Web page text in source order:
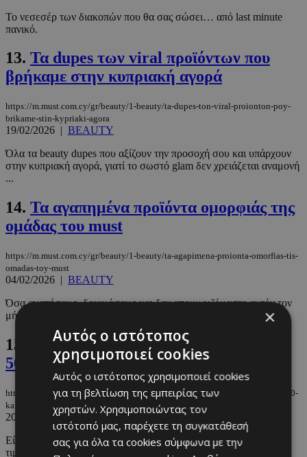
Το νεσεσέρ των διακοπών που θα σας σώσει… από last minute
πανικό.
13. Τα dupes των viral προϊόντων που
βρήκαμε στην κυπριακή αγορά
https://m.must.com.cy/gr/beauty/1-beauty/ta-dupes-ton-viral-proionton-poy-
brikame-stin-kypriaki-agora
19/02/2026 | BEAUTY
Όλα τα beauty dupes που αξίζουν την προσοχή σου και υπάρχουν
στην κυπριακή αγορά, γιατί το σωστό glam δεν χρειάζεται αναμονή
...
14. Τα αγαπημένα προϊόντα ομορφιάς της
ομάδας του must
https://m.must.com.cy/gr/beauty/1-beauty/ta-agapimena-proionta-omorfias-tis-
omadas-toy-must
04/02/2026 | BEAUTY
Όσα αγαπήσαμε, δοκιμάσαμε και δεν αποχωριζόμαστε αυτόν τον
μήνα.
15.
Οι καλύτερες ιδέες για δώρα στα 25,
50 και 100 ευρώ
https://m.must.com.cy/gr/wknd-by-must/oi-kalyteres-idees-gia-dwra-sta-25-50-
kai-100-eyrw
20/12/2025|WKND BY MUST
Είτε ψάχνεις για ένα μικρό Secret Santa δωράκι, είτε θέλεις να
τιμήσεις κάποιον αγαπημένο, είτε χρειάζεσαι κάτι κομψό για ...
×
Αυτός ο ιστότοπος
χρησιμοποιεί cookies
Αυτός ο ιστότοπος χρησιμοποιεί cookies
για τη βελτίωση της εμπειρίας των
χρηστών. Χρησιμοποιώντας τον
ιστότοπό μας, παρέχετε τη συγκατάθεσή
σας για όλα τα cookies σύμφωνα με την